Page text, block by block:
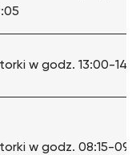
w godz. 13:00-
w godz. 08:15-